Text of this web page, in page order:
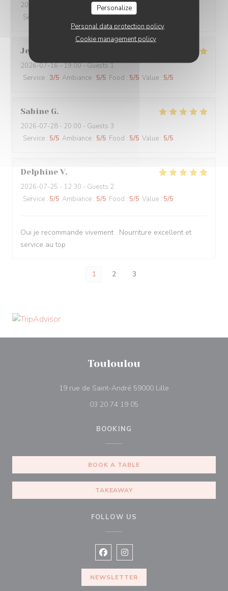
Personalize
Personal data protection policy
Cookie management policy
2026-07-29
- 19:00 - Guests 6
Service
:5/5 Food:5/5
Jean Jacques
2026-07-16- 19:00 - Guests 1
Service : 3/5 Ambiance : 5/5 Food : 5/5 Value : 5/5
Sabine G
2026-07-28 - 20:00 - Guests 3
Service : 5/5 Ambiance : 5/5 Food : 5/5 Value : 5/5
Delphine V
2026-07-25 - 12:30 - Guests 2
Service : 5/5 Ambiance : 5/5 Food : 5/5 Value : 5/5
Oui je recommande vivement . Nourriture excellent et
service au top
1 2 3
Touloulou
19 rue de Saint-André 59000 Lille
03 20 74 19 05
BOOKING
BOOK A TABLE
TAKEAWAY
FOLLOW US
Facebook ((opens in a new
Instagram ((opens in a new
NEWSLETTER